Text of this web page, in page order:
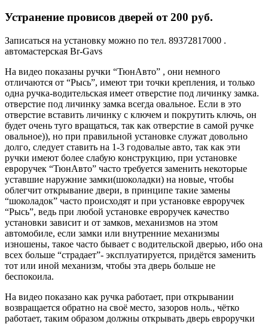
Устранение провисов дверей от 200 руб.
Записаться на установку можно по тел. 89372817000 .
автомастерская Br-Gavs
На видео показаны ручки “ТюнАвто” , они немного
отличаются от “Рысь”, имеют три точки крепления, и только
одна ручка-водительская имеет отверстие под личинку замка.
отверстие под личинку замка всегда овальное. Если в это
отверстие вставить личинку с ключем и покрутить ключь, он
будет очень туго вращаться, так как отверстие в самой ручке
овальное)), но при правильной установке служат довольно
долго, следует ставить на 1-3 годовалые авто, так как эти
ручки имеют более слабую конструкцию, при установке
евроручек “ТюнАвто” часто требуется заменить некоторые
уставшие наружние замки(шоколадки) на новые, чтобы
облегчит открывание двери, в принципе такие замены
“шоколадок” часто происходят и при установке евроручек
“Рысь”, ведь при любой установке евроручек качество
установки зависит и от замков, механизмов на этом
автомобиле, если замки или внутренние механизмы
изношены, такое часто бывает с водительской дверью, ибо она
всех больше “страдает”- эксплуатируется, придётся заменить
тот или иной механизм, чтобы эта дверь больше не
беспокоила.
На видео показано как ручка работает, при открывании
возвращается обратно на своё место, зазоров ноль., чётко
работает, таким образом должны открывать дверь евроручки